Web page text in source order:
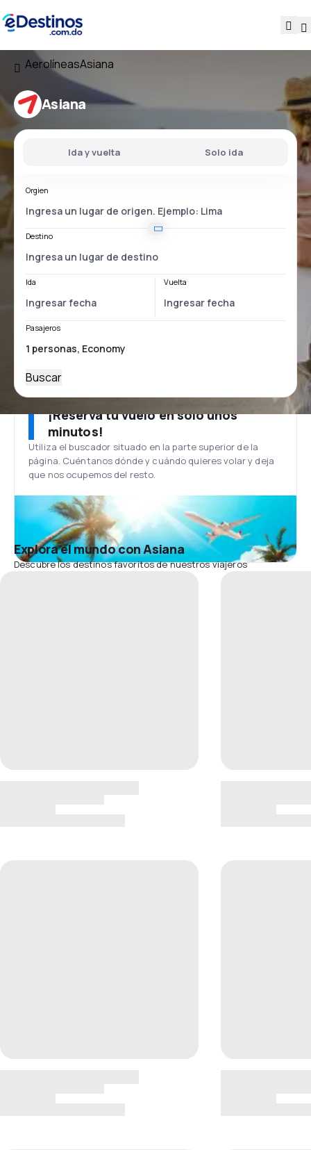
AerolíneasAsiana
Asiana
Ida y vuelta Solo ida
Orgien
Destino
Ida Vuelta
Pasajeros
Buscar
¡Reserva tu vuelo en solo unos
minutos!
Utiliza el buscador situado en la parte superior de la
página. Cuéntanos dónde y cuándo quieres volar y deja
que nos ocupemos del resto.
Explora el mundo con Asiana
Descubre los destinos favoritos de nuestros viajeros